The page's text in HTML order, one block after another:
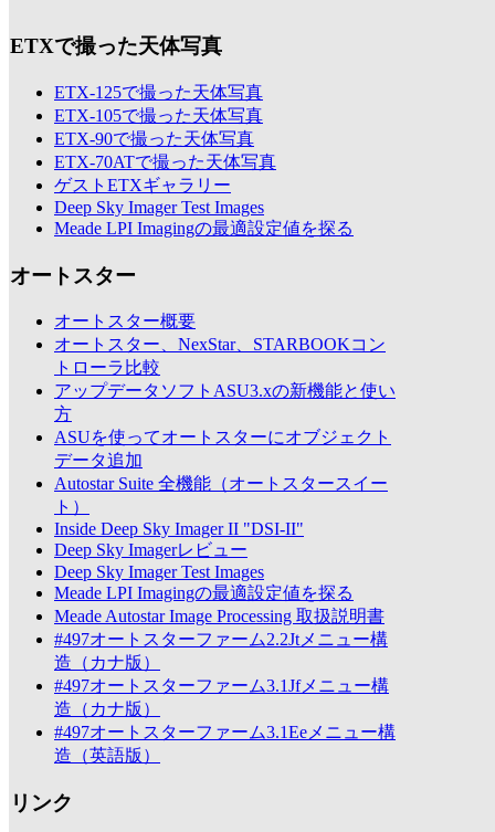
ETXで撮った天体写真
ETX-125で撮った天体写真
ETX-105で撮った天体写真
ETX-90で撮った天体写真
ETX-70ATで撮った天体写真
ゲストETXギャラリー
Deep Sky Imager Test Images
Meade LPI Imagingの最適設定値を探る
オートスター
オートスター概要
オートスター、NexStar、STARBOOKコン
トローラ比較
アップデータソフトASU3.xの新機能と使い
方
ASUを使ってオートスターにオブジェクト
データ追加
Autostar Suite 全機能（オートスタースイー
ト）
Inside Deep Sky Imager II "DSI-II"
Deep Sky Imagerレビュー
Deep Sky Imager Test Images
Meade LPI Imagingの最適設定値を探る
Meade Autostar Image Processing 取扱説明書
#497オートスターファーム2.2Jtメニュー構
造（カナ版）
#497オートスターファーム3.1Jfメニュー構
造（カナ版）
#497オートスターファーム3.1Eeメニュー構
造（英語版）
リンク